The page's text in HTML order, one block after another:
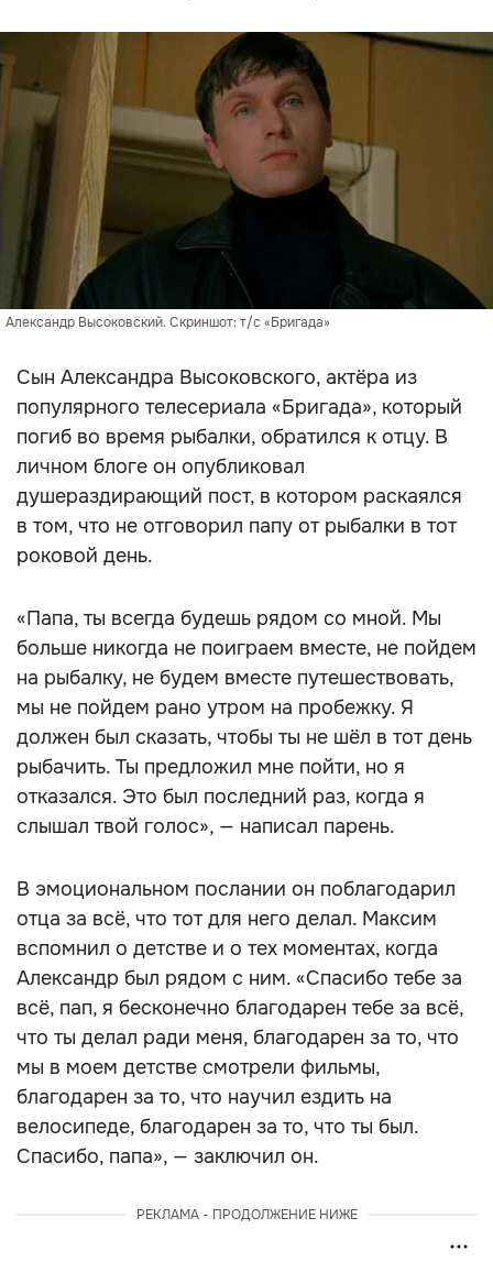
Александр Высоковский. Скриншот: т/с «Бригада»
Сын Александра Высоковского, актёра из
популярного телесериала «Бригада», который
погиб во время рыбалки, обратился к отцу. В
личном блоге он опубликовал
душераздирающий пост, в котором раскаялся
в том, что не отговорил папу от рыбалки в тот
роковой день.
«Папа, ты всегда будешь рядом со мной. Мы
больше никогда не поиграем вместе, не пойдем
на рыбалку, не будем вместе путешествовать,
мы не пойдем рано утром на пробежку. Я
должен был сказать, чтобы ты не шёл в тот день
рыбачить. Ты предложил мне пойти, но я
отказался. Это был последний раз, когда я
слышал твой голос», — написал парень.
В эмоциональном послании он поблагодарил
отца за всё, что тот для него делал. Максим
вспомнил о детстве и о тех моментах, когда
Александр был рядом с ним. «Спасибо тебе за
всё, пап, я бесконечно благодарен тебе за всё,
что ты делал ради меня, благодарен за то, что
мы в моем детстве смотрели фильмы,
благодарен за то, что научил ездить на
велосипеде, благодарен за то, что ты был.
Спасибо, папа», — заключил он.
РЕКЛАМА - ПРОДОЛЖЕНИЕ НИЖЕ